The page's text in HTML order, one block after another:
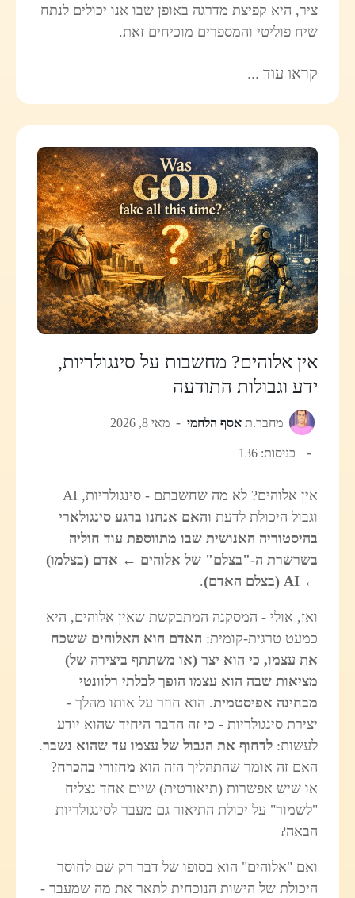
ציר, היא קפיצת מדרגה באופן שבו אנו יכולים לנתח
שיח פוליטי והמספרים מוכיחים זאת.
קראו עוד ...
אין אלוהים? מחשבות על סינגולריות,
ידע וגבולות התודעה
מחבר.ת אסף הלחמי מאי 8, 2026
כניסות: 136
אין אלוהים? לא מה שחשבתם - סינגולריות, AI
וגבול היכולת לדעת והאם אנחנו ברגע סינגולארי
בהיסטוריה האנושית שבו מתווספת עוד חוליה
בשרשרת ה-"בצלם" של אלוהים ← אדם (בצלמו)
← AI (בצלם האדם)
.
ואז, אולי - המסקנה המתבקשת שאין אלוהים, היא
כמעט טרגית-קומית: האדם הוא האלוהים ששכח
את עצמו, כי הוא יצר (או משתתף ביצירה של)
מציאות שבה הוא עצמו הופך לבלתי רלוונטי
מבחינה אפיסטמית. הוא חוזר על אותו מהלך -
יצירת סינגולריות - כי זה הדבר היחיד שהוא יודע
לעשות:לדחוף את הגבול של עצמו עד שהוא נשבר.
האם זה אומר שהתהליך הזה הוא מחזורי בהכרח?
או שיש אפשרות (תיאורטית) שיום אחד נצליח
"לשמור" על יכולת התיאור גם מעבר לסינגולריות
הבאה?
ואם "אלוהים" הוא בסופו של דבר רק שם לחוסר
היכולת של הישות הנוכחית לתאר את מה שמעבר -